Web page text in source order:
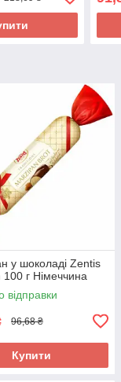
у шоколаді Zentis
г Німеччина
відправки
96,68 ₴
Купити